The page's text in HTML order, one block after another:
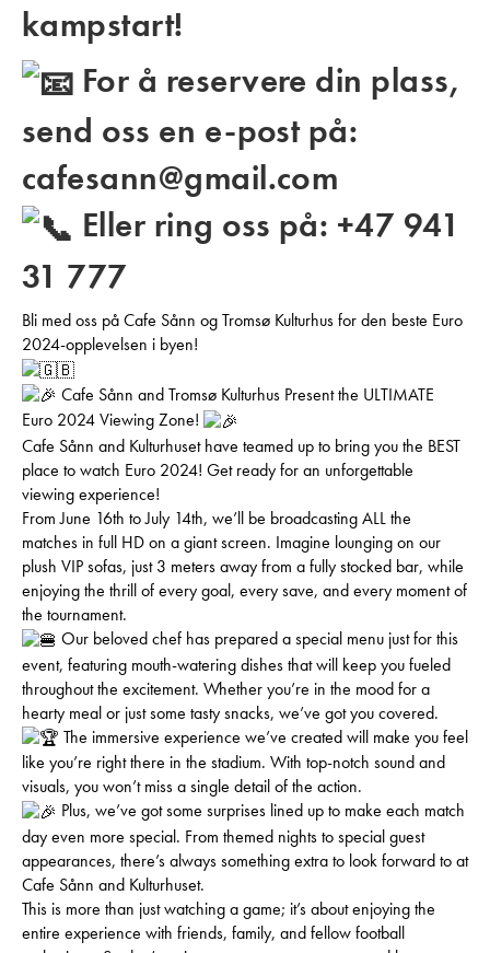
kampstart!
For å reservere din plass,
send oss en e-post på:
cafesann@gmail.com
Eller ring oss på: +47 941
31 777
Bli med oss på Cafe Sånn og Tromsø Kulturhus for den beste Euro
2024-opplevelsen i byen!
Cafe Sånn and Tromsø Kulturhus Present the ULTIMATE
Euro 2024 Viewing Zone!
Cafe Sånn and Kulturhuset have teamed up to bring you the BEST
place to watch Euro 2024! Get ready for an unforgettable
viewing experience!
From June 16th to July 14th, we’ll be broadcasting ALL the
matches in full HD on a giant screen. Imagine lounging on our
plush VIP sofas, just 3 meters away from a fully stocked bar, while
enjoying the thrill of every goal, every save, and every moment of
the tournament.
Our beloved chef has prepared a special menu just for this
event, featuring mouth-watering dishes that will keep you fueled
throughout the excitement. Whether you’re in the mood for a
hearty meal or just some tasty snacks, we’ve got you covered.
The immersive experience we’ve created will make you feel
like you’re right there in the stadium. With top-notch sound and
visuals, you won’t miss a single detail of the action.
Plus, we’ve got some surprises lined up to make each match
day even more special. From themed nights to special guest
appearances, there’s always something extra to look forward to at
Cafe Sånn and Kulturhuset.
This is more than just watching a game; it’s about enjoying the
entire experience with friends, family, and fellow football